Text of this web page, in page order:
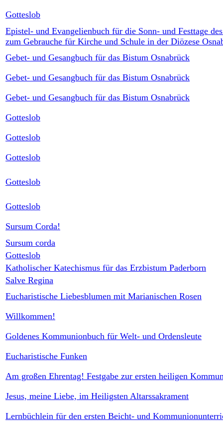
Gotteslob
Epistel- und Evangelienbuch für die Sonn- und Festtage
zum Gebrauche für Kirche und Schule in der Diözese
Gebet- und Gesangbuch für das Bistum Osnabrück
Gebet- und Gesangbuch für das Bistum Osnabrück
Gebet- und Gesangbuch für das Bistum Osnabrück
Gotteslob
Gotteslob
Gotteslob
Gotteslob
Gotteslob
Sursum Corda!
Sursum corda
Gotteslob
Katholischer Katechismus für das Erzbistum Paderborn
Salve Regina
Eucharistische Liebesblumen mit Marianischen Rosen
Willkommen!
Goldenes Kommunionbuch für Welt- und Ordensleute
Eucharistische Funken
Am großen Ehrentag! Festgabe zur ersten heiligen
Jesus, meine Liebe, im Heiligsten Altarssakrament
Lernbüchlein für den ersten Beicht- und